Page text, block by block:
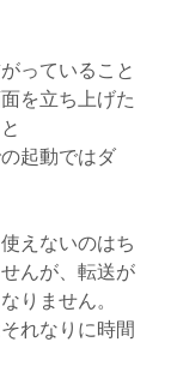
っていること
を立ち上げた
起動ではダ
えないのはち
んが、転送が
りません。
れなりに時間